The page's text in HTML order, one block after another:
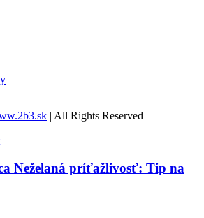
| All Rights Reserved |
Neželaná príťažlivosť: Tip na